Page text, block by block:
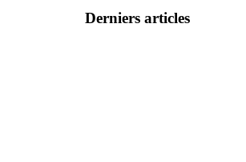
Derniers articles